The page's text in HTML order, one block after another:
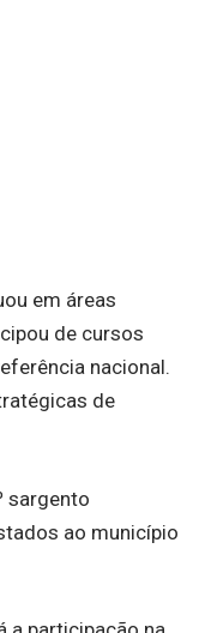
em áreas
de cursos
nacional.
de